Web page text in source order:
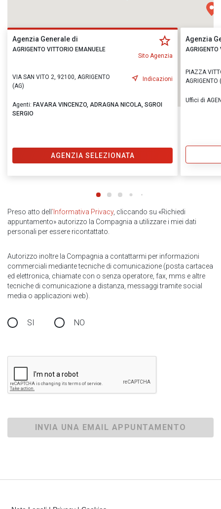
Agenzia Generale di
AGRIGENTO VITTORIO EMANUELE
Sito Agenzia
VIA SAN VITO 2, 92100, AGRIGENTO
(AG)
Indicazioni
Agenti: FAVARA VINCENZO, ADRAGNA NICOLA, SGROI
SERGIO
AGENZIA SELEZIONATA
Agenzia
AGRIGENTO
PIAZZA
AGRIGENTO
Uffici di
Preso atto dell ’Informativa Privacy, cliccando su «Richiedi
appuntamento» autorizzo la Compagnia a utilizzare i miei dati
personali per essere ricontattato.
Autorizzo inoltre la Compagnia a contattarmi per informazioni
commerciali mediante tecniche di comunicazione (posta cartacea
ed elettronica, chiamate con o senza operatore, fax, mms e altre
tecniche di comunicazione a distanza, messaggi tramite social
media o applicazioni web).
SI NO
INVIA UNA EMAIL APPUNTAMENTO